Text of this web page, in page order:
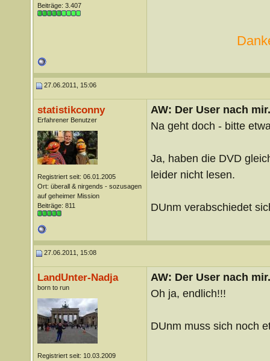
Beiträge: 3.407
27.06.2011, 15:06
statistikconny
Erfahrener Benutzer
Registriert seit: 06.01.2005
Ort: überall & nirgends - sozusagen
auf geheimer Mission
Beiträge: 811
AW: Der User nach
Na geht doch - bitte
Ja, haben die DVD
leider nicht lesen.
DUnm verabschiedet
27.06.2011, 15:08
LandUnter-Nadja
born to run
Registriert seit: 10.03.2009
AW: Der User nach
Oh ja, endlich!!!
DUnm muss sich noch